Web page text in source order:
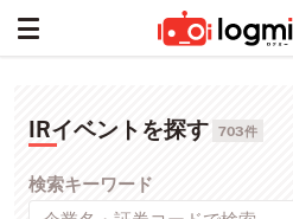
IRイベントを探す 703件
検索キーワード